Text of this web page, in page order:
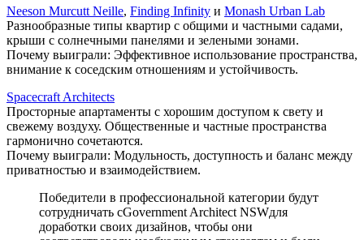
Neeson Murcutt Neille, Finding Infinity и Monash Urban Lab
Разнообразные типы квартир с общими и частными садами,
крыши с солнечными панелями и зелеными зонами.
Почему выиграли: Эффективное использование пространства,
внимание к соседским отношениям и устойчивость.
Spacecraft Architects
Просторные апартаменты с хорошим доступом к свету и
свежему воздуху. Общественные и частные пространства
гармонично сочетаются.
Почему выиграли: Модульность, доступность и баланс между
приватностью и взаимодействием.
Победители в профессиональной категории будут
сотрудничать сGovernment Architect NSWдля
доработки своих дизайнов, чтобы они